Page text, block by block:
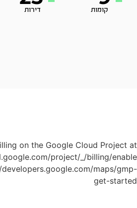
קומות דירות
on the Google Cloud Project at
project/_/billing/enable
maps/gmp-
get-started